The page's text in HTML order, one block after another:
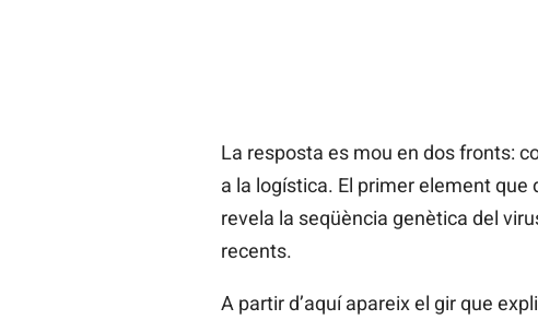
La resposta es mou en dos fronts:
a la logística. El primer element que
revela la seqüència genètica del
recents.
A partir d’aquí apareix el gir que